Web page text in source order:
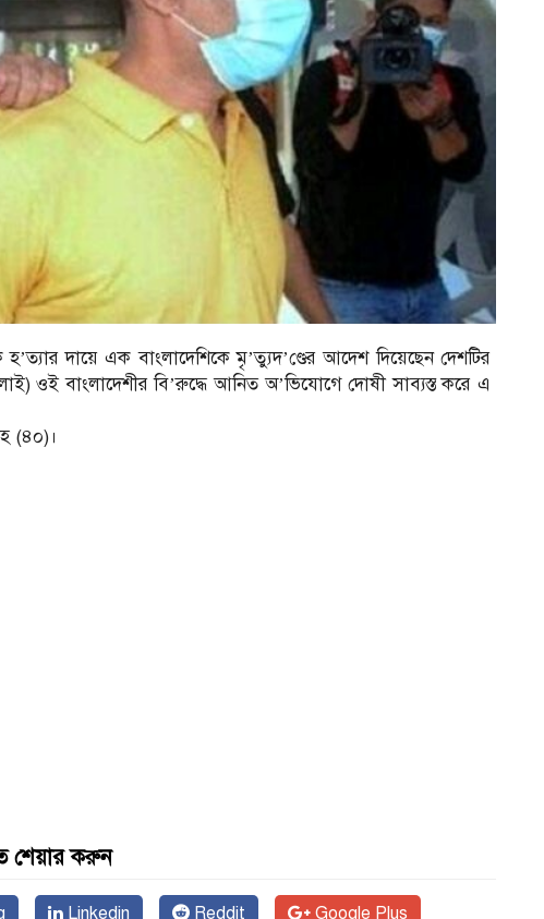
দায়ে এক বাংলাদেশিকে মৃ’ত্যুদ’ণ্ডের আদেশ দিয়েছেন দেশটির
ওই বাংলাদেশীর বি’রুদ্ধে আনিত অ’ভিযোগে দোষী সাব্যস্ত করে এ
(৪০)।
শেয়ার করুন
Linkedin Reddit Google Plus